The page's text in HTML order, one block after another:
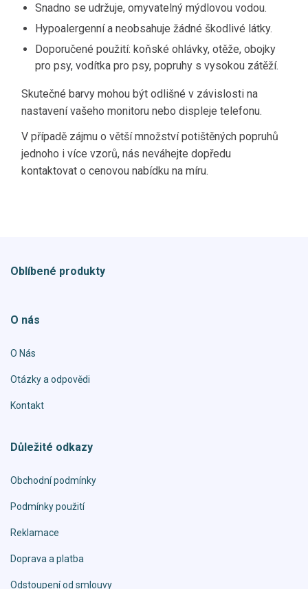
Snadno se udržuje, omyvatelný mýdlovou vodou.
Hypoalergenní a neobsahuje žádné škodlivé látky.
Doporučené použití: koňské ohlávky, otěže, obojky
pro psy, vodítka pro psy, popruhy s vysokou zátěží.
Skutečné barvy mohou být odlišné v závislosti na
nastavení vašeho monitoru nebo displeje telefonu.
V případě zájmu o větší množství potištěných popruhů
jednoho i více vzorů, nás neváhejte dopředu
kontaktovat o cenovou nabídku na míru.
Oblíbené produkty
O nás
O Nás
Otázky a odpovědi
Kontakt
Důležité odkazy
Obchodní podmínky
Podmínky použití
Reklamace
Doprava a platba
Odstoupení od smlouvy